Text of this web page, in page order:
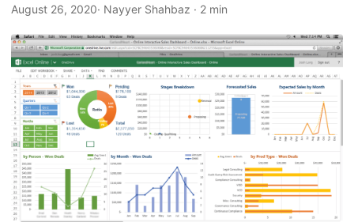
August 26, 2020· Nayyer Shahbaz · 2 min